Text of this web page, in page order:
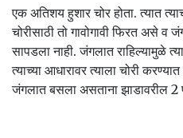
एक अतिशय हुशार चोर होता. त्यात
चोरीसाठी तो गावोगावी फिरत असे
सापडला नाही. जंगलात राहिल्यामुळे
त्याच्या आधारावर त्याला चोरी
जंगलात बसला असताना झाडावरील 2